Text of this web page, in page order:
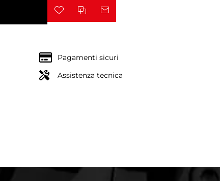
Pagamenti sicuri
Assistenza tecnica